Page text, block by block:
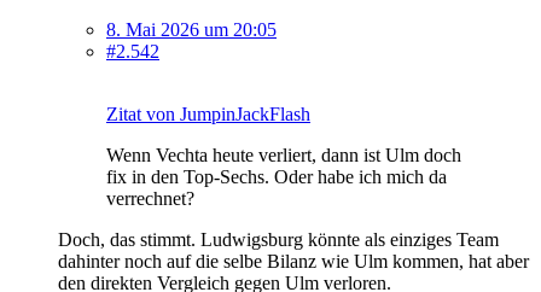
8. Mai 2026 um 20:05
#2.542
Zitat von JumpinJackFlash
Wenn Vechta heute verliert, dann ist Ulm doch
fix in den Top-Sechs. Oder habe ich mich da
verrechnet?
Doch, das stimmt. Ludwigsburg könnte als einziges Team
dahinter noch auf die selbe Bilanz wie Ulm kommen, hat aber
den direkten Vergleich gegen Ulm verloren.